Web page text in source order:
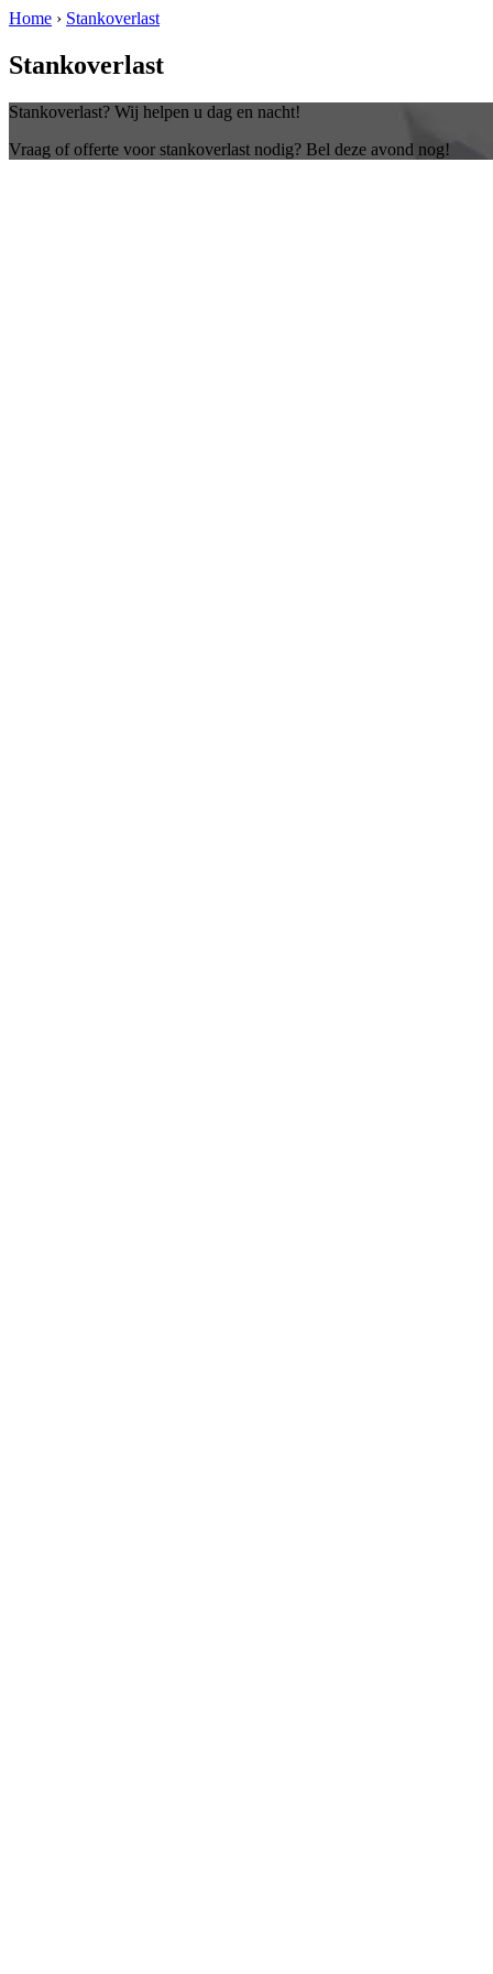
Home › Stankoverlast
Stankoverlast
Stankoverlast? Wij helpen u dag en nacht!
Vraag of offerte voor stankoverlast nodig? Bel deze avond nog!